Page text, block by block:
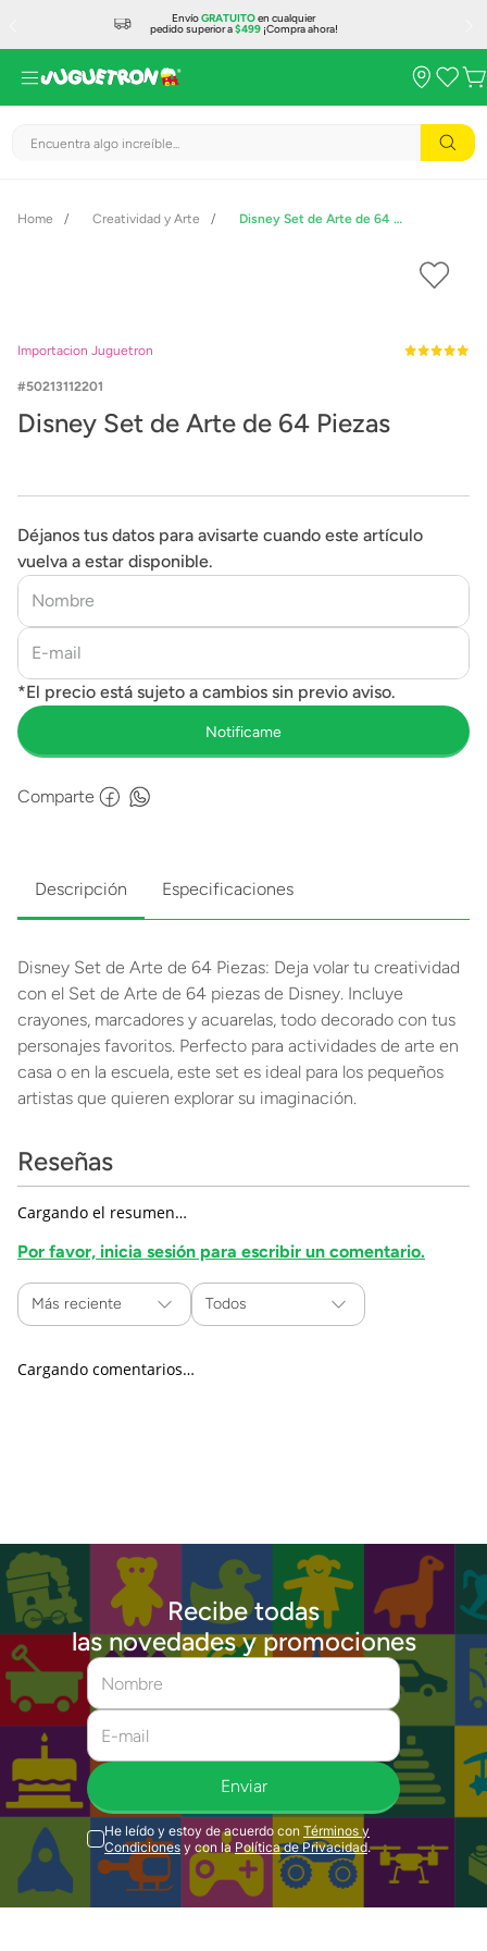
EnvíoGRATUITOen cualquier
pedido superior a$499¡Compra ahora!
Encuentra algo increíble...
Creatividad y Arte Disney Set de Arte de 64 Piezas
Importacion Juguetron
50213112201
Disney Set de Arte de 64 Piezas
Déjanos tus datos para avisarte cuando este artículo
vuelva a estar disponible.
Comparte
Descripción Especificaciones
Disney Set de Arte de 64 Piezas: Deja volar tu creatividad
con el Set de Arte de 64 piezas de Disney. Incluye
crayones, marcadores y acuarelas, todo decorado con tus
personajes favoritos. Perfecto para actividades de arte en
casa o en la escuela, este set es ideal para los pequeños
artistas que quieren explorar su imaginación.
Reseñas
Cargando el resumen…
Por favor, inicia sesión para escribir un comentario.
Más reciente Todos
Cargando comentarios…
Recibe todas
las novedades y promociones
Enviar
He leído y estoy de acuerdo con Términos y
Condiciones y con la Política de Privacidad.